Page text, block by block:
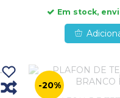
Em stock,
-20%